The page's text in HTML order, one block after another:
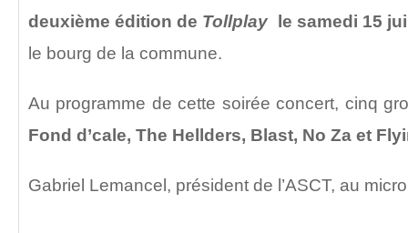
deuxième édition de Tollplay le samedi 15
le bourg de la commune.
Au programme de cette soirée concert, cinq
Fond d’cale, The Hellders, Blast, No Za et
Gabriel Lemancel, président de l’ASCT, au